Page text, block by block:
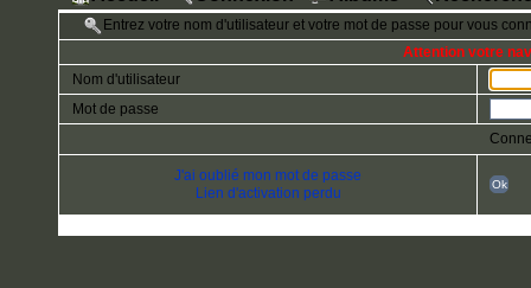
Entrez votre nom d'utilisateur et votre mot de passe pour vous
Attention votre
Nom d'utilisateur
Mot de passe
J'ai oublié mon mot de passe
Lien d'activation perdu
Ok